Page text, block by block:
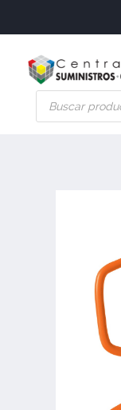
Central de Suministros Gspath
Suministros y soluciones integrales para su empresa o negocio